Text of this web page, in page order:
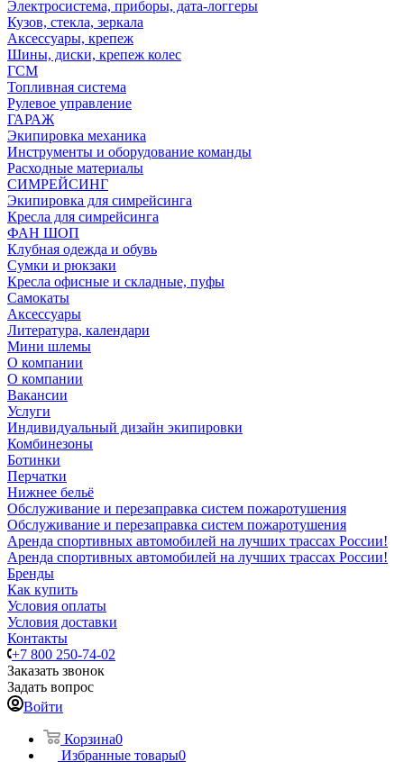
Электросистема, приборы, дата-логгеры
Кузов, стекла, зеркала
Аксессуары, крепеж
Шины, диски, крепеж колес
ГСМ
Топливная система
Рулевое управление
ГАРАЖ
Экипировка механика
Инструменты и оборудование команды
Расходные материалы
СИМРЕЙСИНГ
Экипировка для симрейсинга
Кресла для симрейсинга
ФАН ШОП
Клубная одежда и обувь
Сумки и рюкзаки
Кресла офисные и складные, пуфы
Самокаты
Аксессуары
Литература, календари
Мини шлемы
О компании
О компании
Вакансии
Услуги
Индивидуальный дизайн экипировки
Комбинезоны
Ботинки
Перчатки
Нижнее бельё
Обслуживание и перезаправка систем пожаротушения
Обслуживание и перезаправка систем пожаротушения
Аренда спортивных автомобилей на лучших трассах России!
Аренда спортивных автомобилей на лучших трассах России!
Бренды
Как купить
Условия оплаты
Условия доставки
Контакты
+7 800 250-74-02
Заказать звонок
Задать вопрос
Войти
Корзина0
Избранные товары0